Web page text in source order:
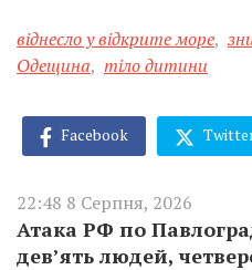
віднесло у відкрите море,
Одещина, тіло дитини
Facebook
22:48 8 Серпня, 2026
Атака РФ по
дев’ять людей,